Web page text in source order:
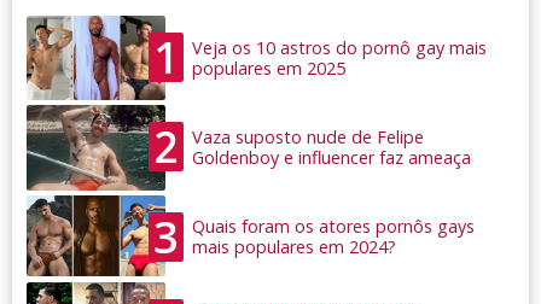
1
Veja os 10 astros do pornô gay mais
populares em 2025
2
Vaza suposto nude de Felipe
Goldenboy e influencer faz ameaça
3
Quais foram os atores pornôs gays
mais populares em 2024?